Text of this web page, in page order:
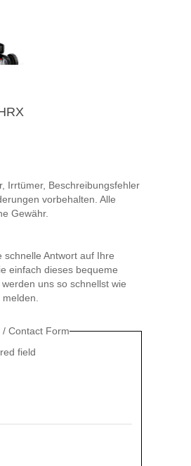
Irrtümer, Beschreibungsfehler
vorbehalten. Alle
Gewähr.
schnelle Antwort auf Ihre
einfach dieses bequeme
uns so schnellst wie
Contact Form
field